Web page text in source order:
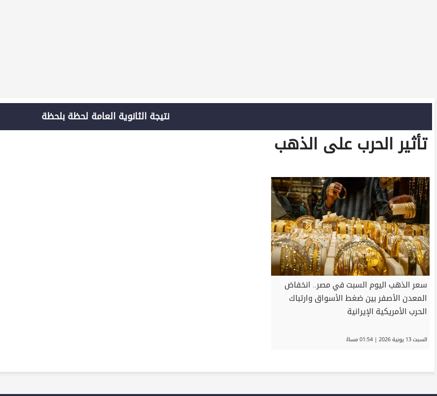
نتيجة الثانوية العامة لحظة بلحظة
تأثير الحرب على الذهب
سعر الذهب اليوم السبت في مصر.. انخفاض
المعدن الأصفر بين ضغط الأسواق وارتباك
الحرب الأمريكية الإيرانية
السبت 13 يونية 2026 | 01:54 مساءً